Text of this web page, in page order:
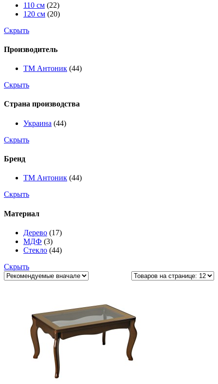
110 см (22)
120 см (20)
Скрыть
Производитель
ТМ Антоник (44)
Скрыть
Страна производства
Украина (44)
Скрыть
Бренд
ТМ Антоник (44)
Скрыть
Материал
Дерево (17)
МДФ (3)
Стекло (44)
Скрыть